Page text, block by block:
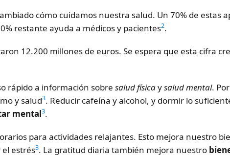
cómo cuidamos nuestra salud. Un 70% de estas
restante ayuda a médicos y pacientes2.
12.200 millones de euros. Se espera que esta cifra
rápido a información sobre salud físicaysalud mental.
y salud3. Reducir cafeína y alcohol, y dormir lo
mental3.
para actividades relajantes. Esto mejora nuestro
estrés3. La gratitud diaria también mejora nuestro